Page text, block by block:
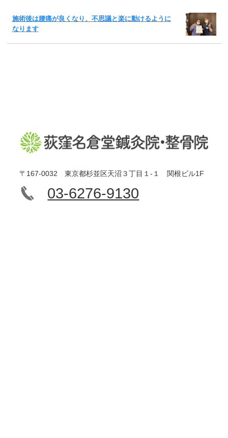
施術後は腰痛が良くなり、不思議と楽に動けるように
なります
〒167-0032 東京都杉並区天沼３丁目１-１ 関根ビル1F
03-6276-9130